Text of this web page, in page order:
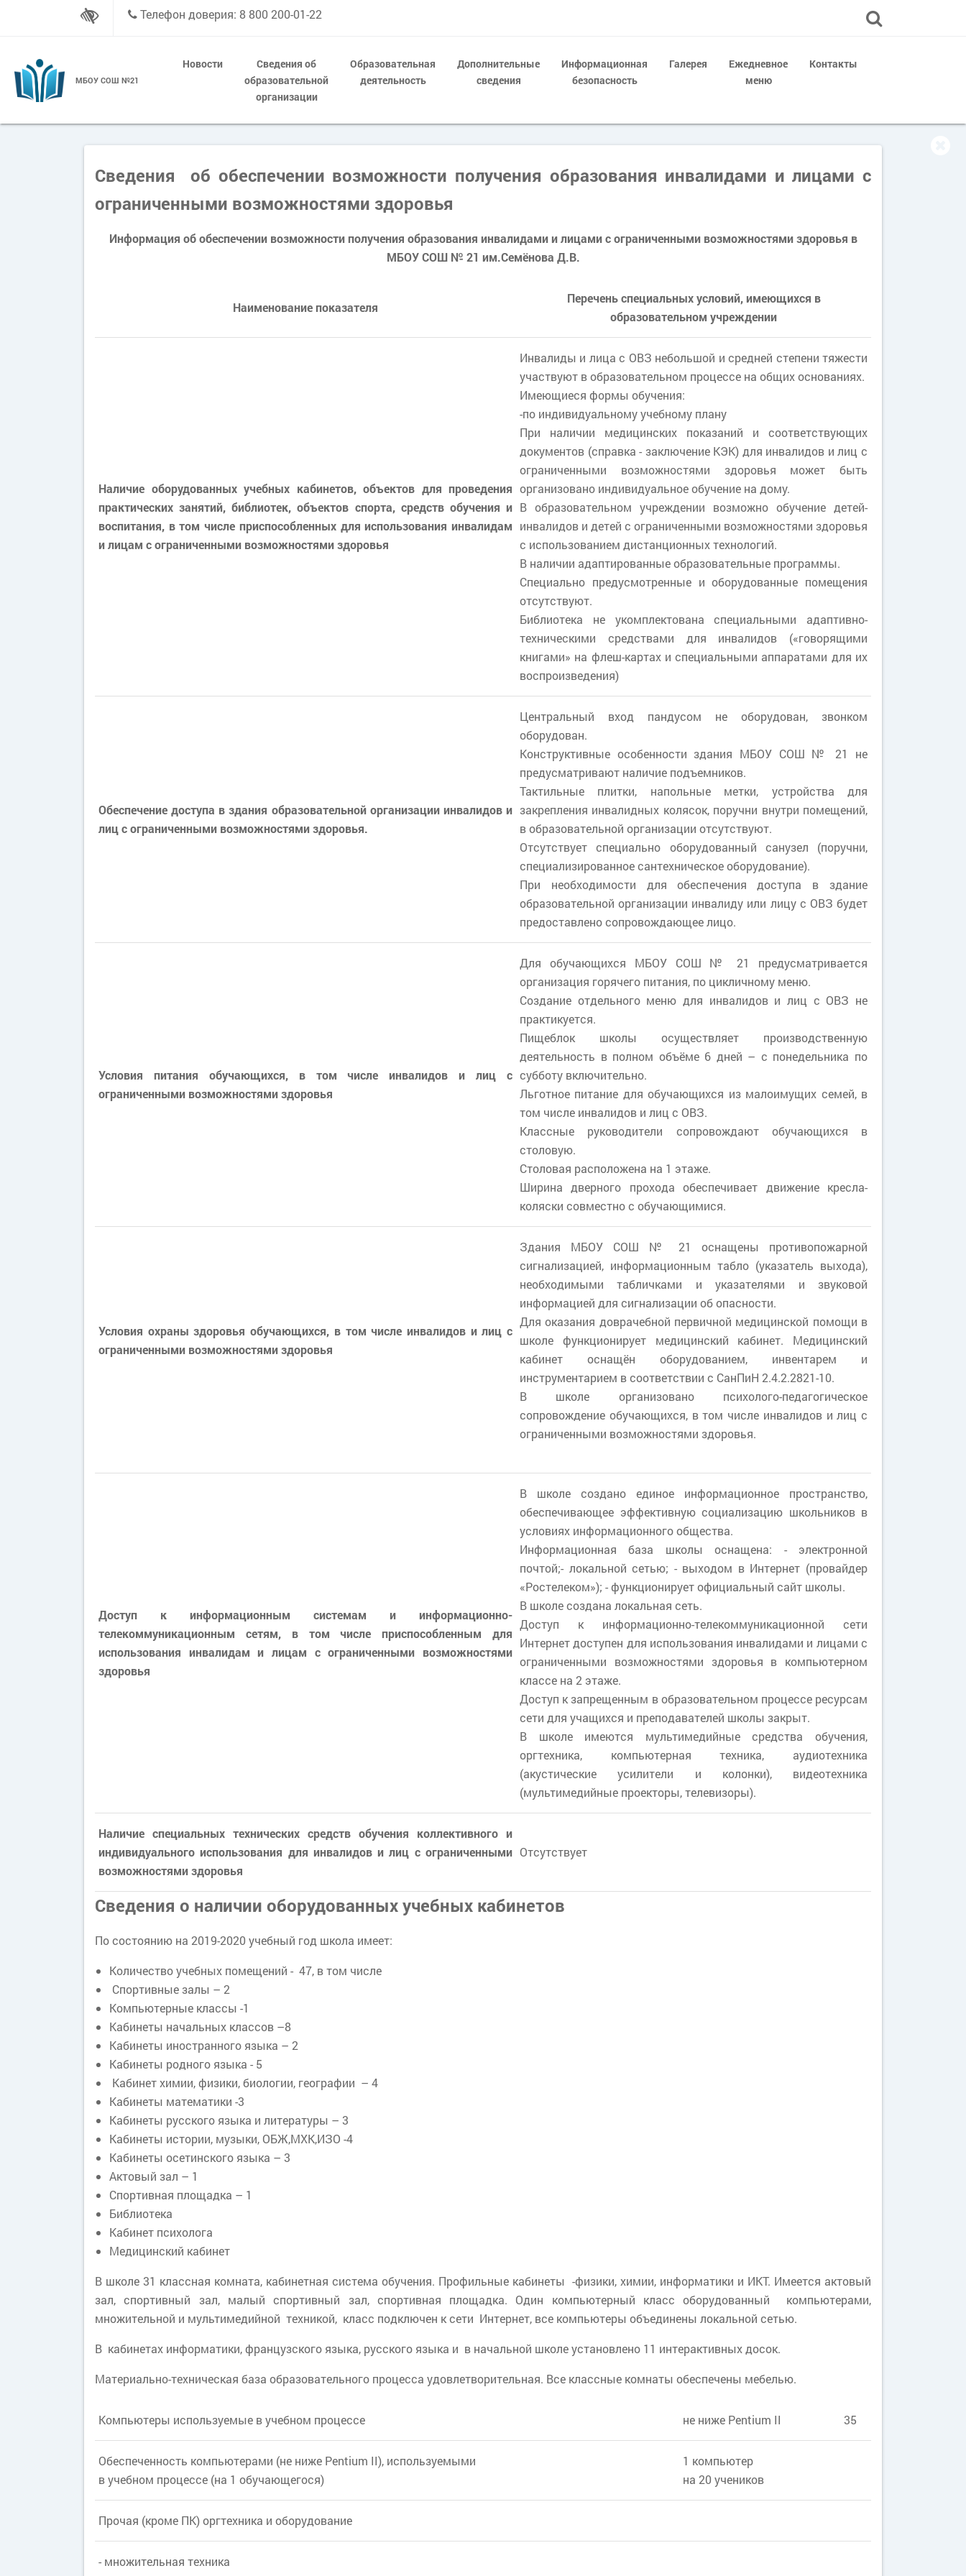
Телефон доверия: 8 800 200-01-22
МБОУ СОШ №21
Новости
Сведения об
образовательной
организации
Образовательная
деятельность
Дополнительные
сведения
Информационная
безопасность
Галерея
Ежедневное
меню
Контакты
Сведения
об обеспечении возможности получения образования инвалидами и лицами с
ограниченными возможностями здоровья
Информация об обеспечении возможности получения образования инвалидами и лицами с ограниченными возможностями здоровья в
МБОУ СОШ № 21 им.Семёнова Д.В.
Наименование показателя
Перечень специальных условий, имеющихся в
образовательном учреждении
Наличие оборудованных учебных кабинетов, объектов для проведения
практических занятий, библиотек, объектов спорта, средств обучения и
воспитания, в том числе приспособленных для использования инвалидам
и лицам с ограниченными возможностями здоровья
Инвалиды и лица с ОВЗ небольшой и средней степени тяжести
участвуют в образовательном процессе на общих основаниях.
Имеющиеся формы обучения:
-по индивидуальному учебному плану
При наличии медицинских показаний и соответствующих
документов (справка - заключение КЭК) для инвалидов и лиц с
ограниченными возможностями здоровья может быть
организовано индивидуальное обучение на дому.
В образовательном учреждении возможно обучение детей-
инвалидов и детей с ограниченными возможностями здоровья
с использованием дистанционных технологий.
В наличии адаптированные образовательные программы.
Специально предусмотренные и оборудованные помещения
отсутствуют.
Библиотека не укомплектована специальными адаптивно-
техническими средствами для инвалидов («говорящими
книгами» на флеш-картах и специальными аппаратами для их
воспроизведения)
Обеспечение доступа в здания образовательной организации инвалидов и
лиц с ограниченными возможностями здоровья.
Центральный вход пандусом не оборудован, звонком
оборудован.
Конструктивные особенности здания МБОУ СОШ № 21 не
предусматривают наличие подъемников.
Тактильные плитки, напольные метки, устройства для
закрепления инвалидных колясок, поручни внутри помещений,
в образовательной организации отсутствуют.
Отсутствует специально оборудованный санузел (поручни,
специализированное сантехническое оборудование).
При необходимости для обеспечения доступа в здание
образовательной организации инвалиду или лицу с ОВЗ будет
предоставлено сопровождающее лицо.
Условия питания обучающихся, в том числе инвалидов и лиц с
ограниченными возможностями здоровья
Для обучающихся МБОУ СОШ № 21 предусматривается
организация горячего питания, по цикличному меню.
Создание отдельного меню для инвалидов и лиц с ОВЗ не
практикуется.
Пищеблок школы осуществляет производственную
деятельность в полном объёме 6 дней – с понедельника по
субботу включительно.
Льготное питание для обучающихся из малоимущих семей, в
том числе инвалидов и лиц с ОВЗ.
Классные руководители сопровождают обучающихся в
столовую.
Столовая расположена на 1 этаже.
Ширина дверного прохода обеспечивает движение кресла-
коляски совместно с обучающимися.
Условия охраны здоровья обучающихся, в том числе инвалидов и лиц с
ограниченными возможностями здоровья
Здания МБОУ СОШ № 21 оснащены противопожарной
сигнализацией, информационным табло (указатель выхода),
необходимыми табличками и указателями и звуковой
информацией для сигнализации об опасности.
Для оказания доврачебной первичной медицинской помощи в
школе функционирует медицинский кабинет. Медицинский
кабинет оснащён оборудованием, инвентарем и
инструментарием в соответствии с СанПиН 2.4.2.2821-10.
В школе организовано психолого-педагогическое
сопровождение обучающихся, в том числе инвалидов и лиц с
ограниченными возможностями здоровья.
Доступ к информационным системам и информационно-
телекоммуникационным сетям, в том числе приспособленным для
использования инвалидам и лицам с ограниченными возможностями
здоровья
В школе создано единое информационное пространство,
обеспечивающее эффективную социализацию школьников в
условиях информационного общества.
Информационная база школы оснащена: - электронной
почтой;- локальной сетью; - выходом в Интернет (провайдер
«Ростелеком»); - функционирует официальный сайт школы.
В школе создана локальная сеть.
Доступ к информационно-телекоммуникационной сети
Интернет доступен для использования инвалидами и лицами с
ограниченными возможностями здоровья в компьютерном
классе на 2 этаже.
Доступ к запрещенным в образовательном процессе ресурсам
сети для учащихся и преподавателей школы закрыт.
В школе имеются мультимедийные средства обучения,
оргтехника, компьютерная техника, аудиотехника
(акустические усилители и колонки), видеотехника
(мультимедийные проекторы, телевизоры).
Наличие специальных технических средств обучения коллективного и
индивидуального использования для инвалидов и лиц с ограниченными
возможностями здоровья
Отсутствует
Сведения о наличии оборудованных учебных кабинетов
По состоянию на 2019-2020 учебный год школа имеет:
Количество учебных помещений - 47, в том числе
Спортивные залы – 2
Компьютерные классы -1
Кабинеты начальных классов –8
Кабинеты иностранного языка – 2
Кабинеты родного языка - 5
Кабинет химии, физики, биологии, географии – 4
Кабинеты математики -3
Кабинеты русского языка и литературы – 3
Кабинеты истории, музыки, ОБЖ,МХК,ИЗО -4
Кабинеты осетинского языка – 3
Актовый зал – 1
Спортивная площадка – 1
Библиотека
Кабинет психолога
Медицинский кабинет
В школе 31 классная комната, кабинетная система обучения. Профильные кабинеты -физики, химии, информатики и ИКТ. Имеется актовый
зал, спортивный зал, малый спортивный зал, спортивная площадка. Один компьютерный класс оборудованный компьютерами,
множительной и мультимедийной техникой, класс подключен к сети Интернет, все компьютеры объединены локальной сетью.
В кабинетах информатики, французского языка, русского языка и в начальной школе установлено 11 интерактивных досок.
Материально-техническая база образовательного процесса удовлетворительная. Все классные комнаты обеспечены мебелью.
Компьютеры используемые в учебном процессе не ниже Pentium II 35
Обеспеченность компьютерами (не ниже Pentium II), используемыми
в учебном процессе (на 1 обучающегося)
1 компьютер
на 20 учеников
Прочая (кроме ПК) оргтехника и оборудование
- множительная техника